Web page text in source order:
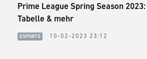
Prime League Spring Season
Tabelle & mehr
ESPORTS 10-02-2023 23:12